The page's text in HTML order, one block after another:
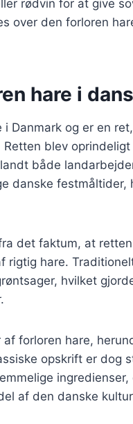
rødvin for at give
over den forloren
hare i
i Danmark og er en
blev
både
danske festmåltider,
det faktum, at
rigtig hare.
hvilket
forloren hare,
opskrift er dog
af den danske